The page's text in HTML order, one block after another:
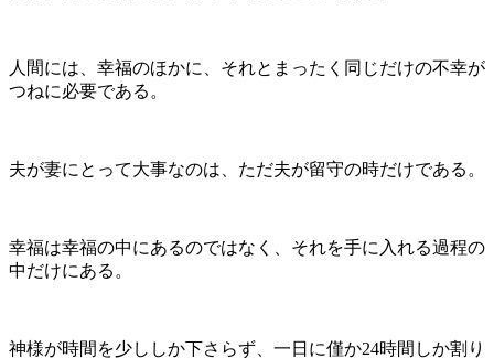
人間には、幸福のほかに、それとまったく同じだけの不幸が
つねに必要である。
夫が妻にとって大事なのは、ただ夫が留守の時だけである。
幸福は幸福の中にあるのではなく、それを手に入れる過程の
中だけにある。
神様が時間を少ししか下さらず、一日に僅か24時間しか割り